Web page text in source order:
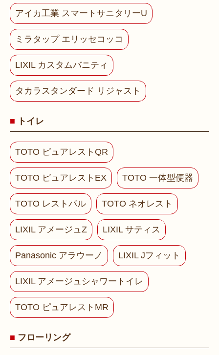
アイカ工業 スマートサニタリーU
ミラタップ エリッセコッコ
LIXIL カスタムバニティ
タカラスタンダード リジャスト
トイレ
TOTO ピュアレストQR
TOTO ピュアレストEX TOTO 一体型便器
TOTO レストパル TOTO ネオレスト
LIXIL アメージュZ LIXIL サティス
Panasonic アラウーノ LIXIL Jフィット
LIXIL アメージュシャワートイレ
TOTO ピュアレストMR
フローリング